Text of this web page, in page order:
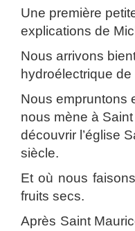
Une première
explications de
Nous arrivons
hydroélectrique de
Nous empruntons
nous mène à
découvrir l’église
siècle.
Et où nous
fruits secs.
Après Saint